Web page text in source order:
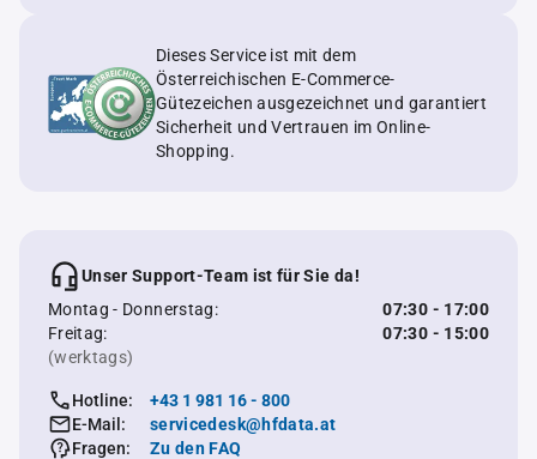
Dieses Service ist mit dem
Österreichischen E-Commerce-
Gütezeichen ausgezeichnet und garantiert
Sicherheit und Vertrauen im Online-
Shopping.
Unser Support-Team ist für Sie da!
Montag - Donnerstag:
07:30 - 17:00
Freitag:
07:30 - 15:00
(werktags)
Hotline:
+43 1 981 16 - 800
E-Mail:
servicedesk@hfdata.at
Fragen:
Zu den FAQ